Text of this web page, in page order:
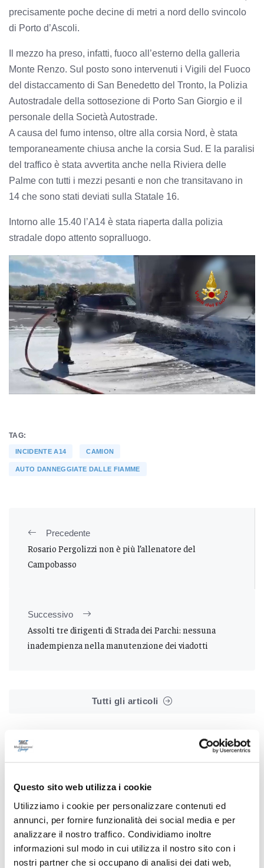
Questo sito web utilizza i cookie
Utilizziamo i cookie per personalizzare contenuti ed
annunci, per fornire funzionalità dei social media e per
analizzare il nostro traffico. Condividiamo inoltre
informazioni sul modo in cui utilizza il nostro sito con i
nostri partner che si occupano di analisi dei dati web,
precisamente poche decine di metri a nord dello svincolo
di Porto d’Ascoli.
Il mezzo ha preso, infatti, fuoco all’esterno della galleria
Monte Renzo. Sul posto sono intervenuti i Vigili del Fuoco
del distaccamento di San Benedetto del Tronto, la Polizia
Autostradale della sottosezione di Porto San Giorgio e il
personale della Società Autostrade.
A causa del fumo intenso, oltre alla corsia Nord, è stata
temporaneamente chiusa anche la corsia Sud. E la paralisi
del traffico è stata avvertita anche nella Riviera delle
Palme con tutti i mezzi pesanti e non che transitavano in
14 che sono stati deviati sulla Statale 16.
Intorno alle 15.40 l’A14 è stata riaperta dalla polizia
stradale dopo attento sopralluogo.
TAG:
INCIDENTE A14 CAMION
AUTO DANNEGGIATE DALLE FIAMME
Precedente
Rosario Pergolizzi non è più l’allenatore del
Campobasso
Successivo
Assolti tre dirigenti di Strada dei Parchi: nessuna
inadempienza nella manutenzione dei viadotti
Tutti gli articoli
Correlati